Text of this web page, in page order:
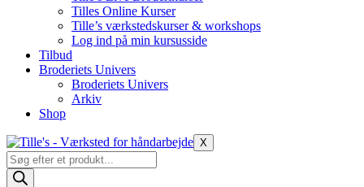
Tilles Online Kurser
Tille’s værkstedskurser & workshops
Log ind på min kursusside
Tilbud
Broderiets Univers
Broderiets Univers
Arkiv
Shop
X
Products
search